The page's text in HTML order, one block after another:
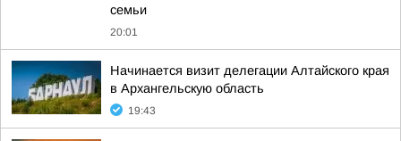
семьи
20:01
Начинается визит делегации Алтайского края
в Архангельскую область
19:43